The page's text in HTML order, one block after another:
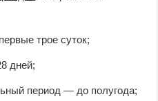
трое суток;
дней;
период — до полугода;